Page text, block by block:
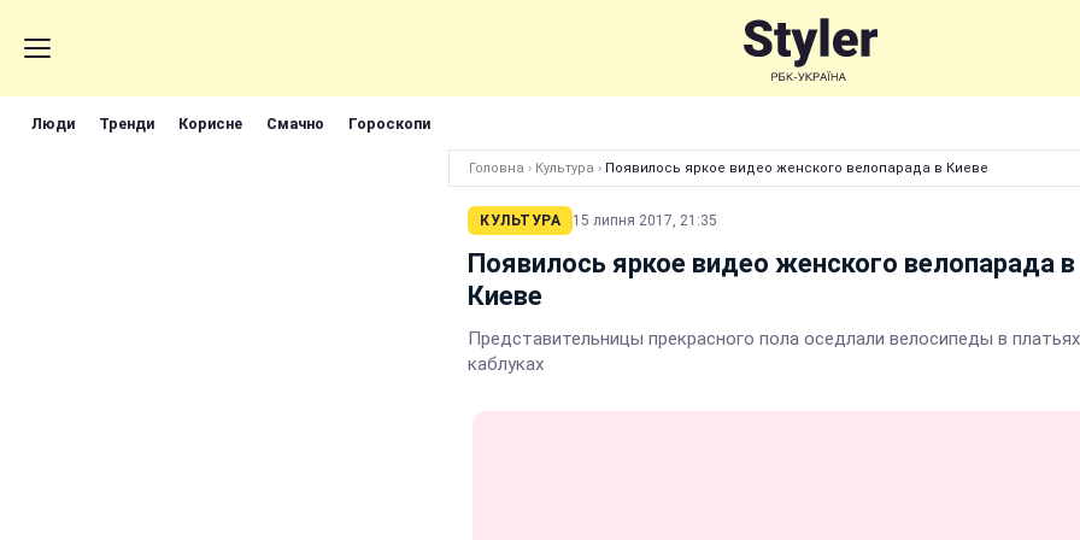
Люди Тренди Корисне Смачно Гороскопи
Головна › Культура › Появилось яркое видео женского велопарада в Киеве
КУЛЬТУРА 15 липня 2017, 21:35
Появилось яркое видео женского велопарада в
Киеве
Представительницы прекрасного пола оседлали велосипеды в
каблуках